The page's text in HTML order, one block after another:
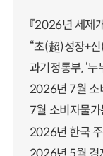
『2026년 세제
“초(超)성장+
과기정통부, ‘
2026년 7월 소
7월 소비자물
2026년 한국